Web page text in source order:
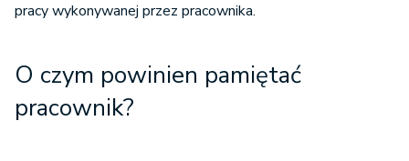
pracy wykonywanej przez pracownika.
O czym powinien pamiętać
pracownik?